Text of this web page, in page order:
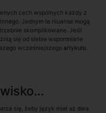
cech wspólnych każdy z
Jednym te niuanse mogą
skomplikowane. Jeśli
się od siebie wspomniane
wcześniejszego artykułu.
się, żeby język miał aż dwa